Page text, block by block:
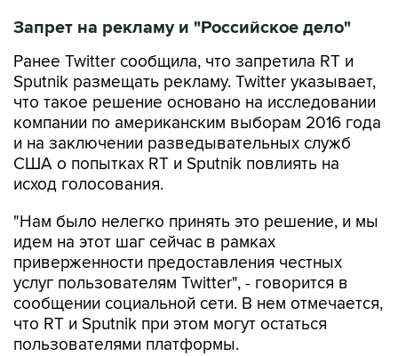
Запрет на рекламу и "Российское дело"
Ранее Twitter сообщила, что запретила RT и
Sputnik размещать рекламу. Twitter указывает,
что такое решение основано на исследовании
компании по американским выборам 2016 года
и на заключении разведывательных служб
США о попытках RT и Sputnik повлиять на
исход голосования.
"Нам было нелегко принять это решение, и мы
идем на этот шаг сейчас в рамках
приверженности предоставления честных
услуг пользователям Twitter", - говорится в
сообщении социальной сети. В нем отмечается,
что RT и Sputnik при этом могут остаться
пользователями платформы.